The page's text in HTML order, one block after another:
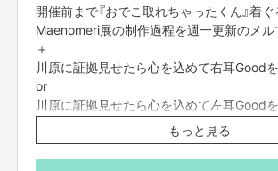
【返品期限】
不良品、発送品間違いの場合は無料で交換させていた
7日以内に上記問い合わせ先へご連絡ください。それ
をお受け出来ない場合がございます。※サポーターの
ル・返品・交換はお受けできません。
開催前まで『おでこ取れちゃったくん』着
Maenomeri展の制作過程を週一更新のメ
＋
川原に証拠見せたら心を込めて右耳Good
or
川原に証拠見せたら心を込めて左耳Good
※リターンの商品はあくまでイメージです
は違います。お楽しみに！
もっと見る